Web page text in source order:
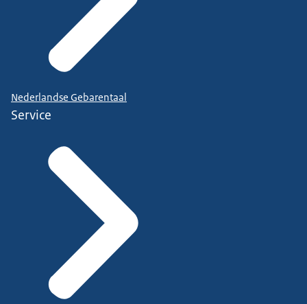
Nederlandse Gebarentaal
Service